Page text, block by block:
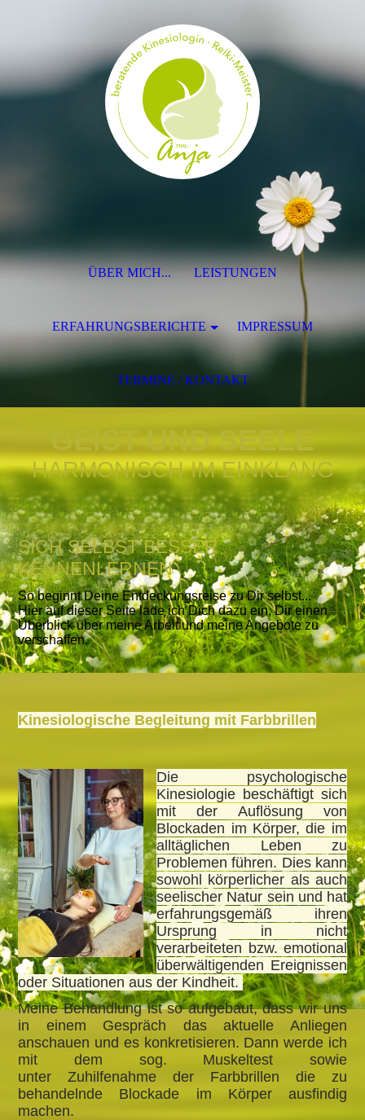
GEIST UND SEELE
HARMONISCH IM EINKLANG
SICH SELBST BESSER
KENNENLERNEN
So beginnt Deine Entdeckungsreise zu Dir selbst...
Hier auf dieser Seite lade ich Dich dazu ein, Dir einen
Überblick über meine Arbeit und meine Angebote zu
verschaffen.
Kinesiologische Begleitung mit Farbbrillen
Die psychologische
Kinesiologie beschäftigt sich
mit der Auflösung von
Blockaden im Körper, die im
alltäglichen Leben zu
Problemen führen. Dies kann
sowohl körperlicher als auch
seelischer Natur sein und hat
erfahrungsgemäß ihren
Ursprung in nicht
verarbeiteten bzw. emotional
überwältigenden Ereignissen
oder Situationen aus der Kindheit.
Meine Behandlung ist so aufgebaut, dass wir uns
in einem Gespräch das aktuelle Anliegen
anschauen und es konkretisieren. Dann werde ich
mit dem sog. Muskeltest sowie
unterZuhilfenahme der Farbbrillen die zu
behandelnde Blockade im Körper ausfindig
machen.
ÜBER MICH... LEISTUNGEN
ERFAHRUNGSBERICHTE IMPRESSUM
TERMINE / KONTAKT